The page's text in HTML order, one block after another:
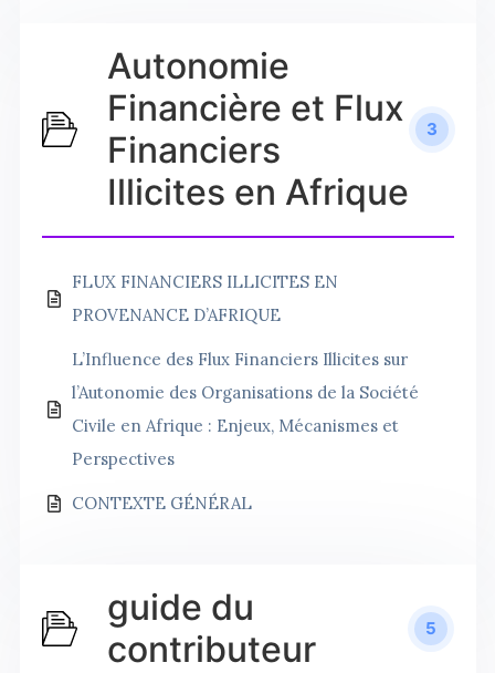
Autonomie
Financière et Flux
Financiers
Illicites en Afrique
3
FLUX FINANCIERS ILLICITES EN
PROVENANCE D’AFRIQUE
L’Influence des Flux Financiers Illicites sur
l’Autonomie des Organisations de la Société
Civile en Afrique : Enjeux, Mécanismes et
Perspectives
CONTEXTE GÉNÉRAL
guide du
contributeur
5